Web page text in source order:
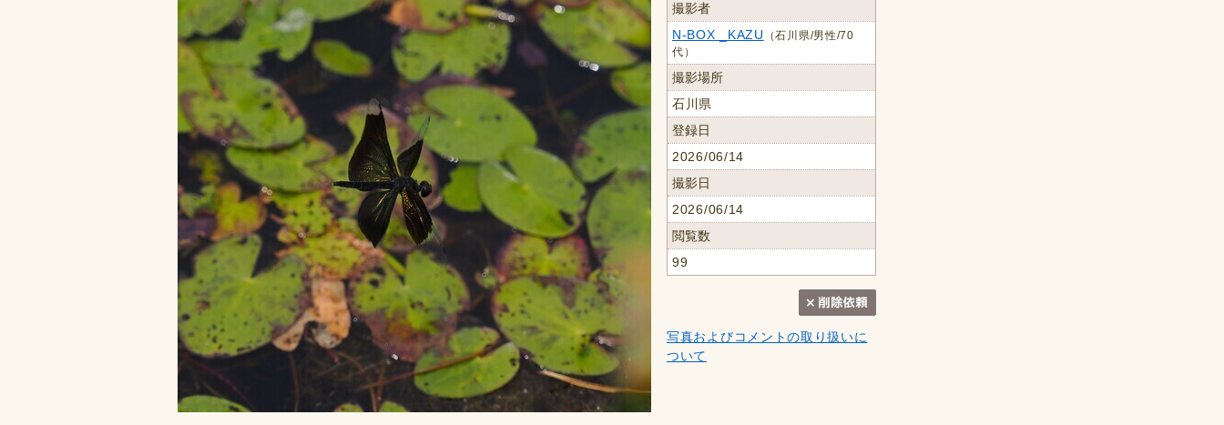
撮影者
N-BOX _KAZU
（石川県/男性/70
代）
撮影場所
石川県
登録日
2026/06/14
撮影日
2026/06/14
閲覧数
99
写真およびコメントの取り扱いに
ついて